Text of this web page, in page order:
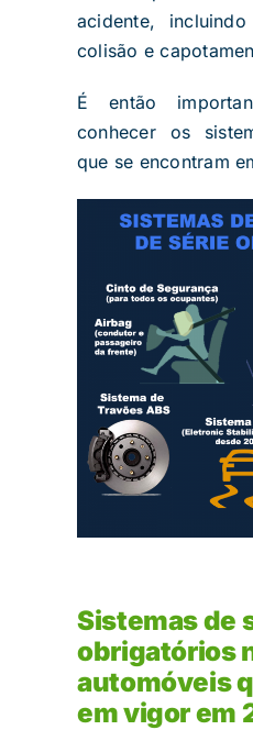
acidente,
colisão e
É então
conhecer os
que se encontram
Sistemas de
obrigatórios
automóveis
em vigor em